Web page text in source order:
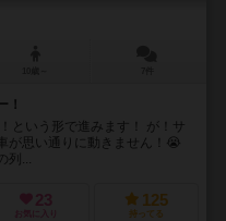
という形で進みます！ が！サ
が思い通りに動きません！😭
列...
23
お気に入り
125
持ってる